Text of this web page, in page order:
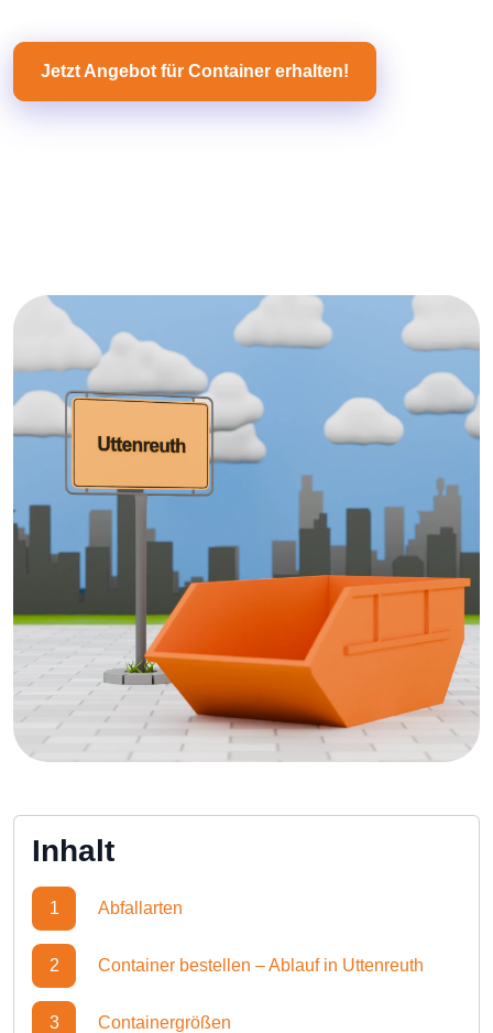
Jetzt Angebot für Container erhalten!
Inhalt
1 Abfallarten
2 Container bestellen – Ablauf in Uttenreuth
3 Containergrößen